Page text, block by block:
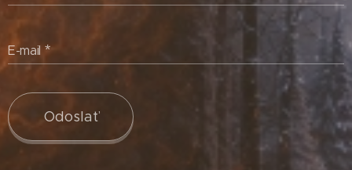
E-mail
Odoslať